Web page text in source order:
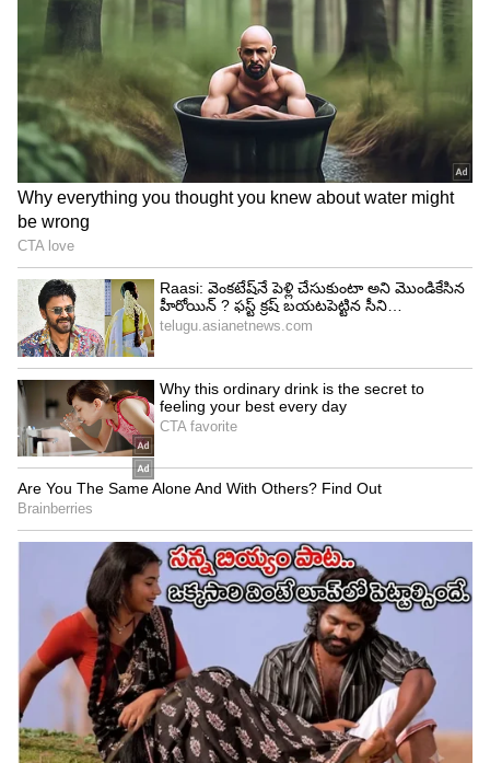
మలయాళీ అమ్మాయి అయినప్పటికీ అనుపమ తెలుగు
ప్రేక్షకులకు బాగా చేరువైంది. అచ్చ తెలుగు అమ్మాయిలానే
ఉంటుది. మలబారు అందాలతో మన తెలుగు అబ్బాయిల
మనసుల్లో నిలిచిపోయింది బ్యూటీ. హోమ్లీ బ్యూటీగా పేరు
తెచ్చుకుంది చిన్నది.
5
8
అఆ, శతమానం భవతి, హాలో గురు ప్రేమ కోసమే, ఉన్నది
ఒక్కటే జిందగీ లాంటి సినిమాల్లో అనుపమను పర్ఫెమెన్స్
టాలీవుడ్ ఆడియన్స్ ను కట్టిపడేసిందని చెప్పాలి. అటు
సినిమాలతో పాటు.. ఇటు సోషల్ మీడియాలో కూడా తన
టాలెంట్ చూపిస్తోంది బ్యూటీ. వరుస ఫోటో షూట్స్ తో
పిచ్చెక్కిస్తోంది.